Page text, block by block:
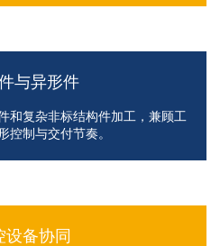
与异形件
和复杂非标结构件加工，兼顾工
控制与交付节奏。
设备协同